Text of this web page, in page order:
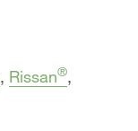
, Rissan®,